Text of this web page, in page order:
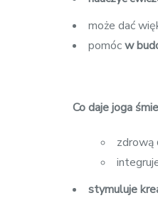
może dać
pomócw
Co daje joga
zdrową
stymuluje